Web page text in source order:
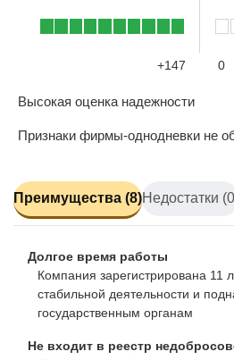
+147 0
Высокая оценка надежности
Признаки фирмы-однодневки не
Преимущества (8)Недостатки
Долгое время работы
Компания зарегистрирована 11
стабильной деятельности и
государственным органам
Не входит в реестр